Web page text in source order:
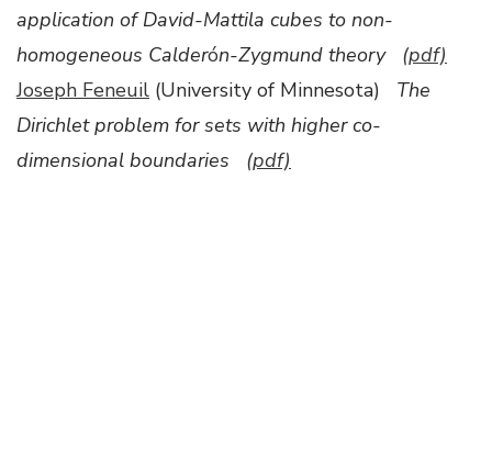
application of David-Mattila cubes to non-
homogeneous Calderón-Zygmund theory (pdf)
Joseph Feneuil (University of Minnesota) The
Dirichlet problem for sets with higher co-
dimensional boundaries (pdf)